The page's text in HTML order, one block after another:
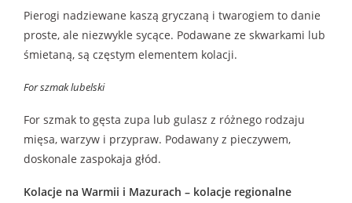
Pierogi nadziewane kaszą gryczaną i twarogiem to danie
proste, ale niezwykle sycące. Podawane ze skwarkami lub
śmietaną, są częstym elementem kolacji.
For szmak lubelski
For szmak to gęsta zupa lub gulasz z różnego rodzaju
mięsa, warzyw i przypraw. Podawany z pieczywem,
doskonale zaspokaja głód.
Kolacje na Warmii i Mazurach – kolacje regionalne